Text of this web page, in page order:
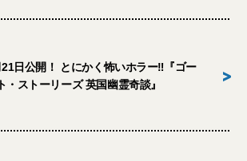
日公開！ とにかく怖いホラー‼︎『ゴー
・ストーリーズ 英国幽霊奇談』
>